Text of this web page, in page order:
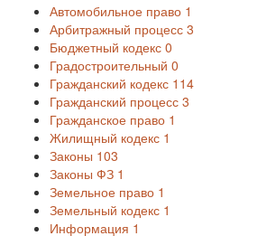
Автомобильное право 1
Арбитражный процесс 3
Бюджетный кодекс 0
Градостроительный 0
Гражданский кодекс 114
Гражданский процесс 3
Гражданское право 1
Жилищный кодекс 1
Законы 103
Законы ФЗ 1
Земельное право 1
Земельный кодекс 1
Информация 1